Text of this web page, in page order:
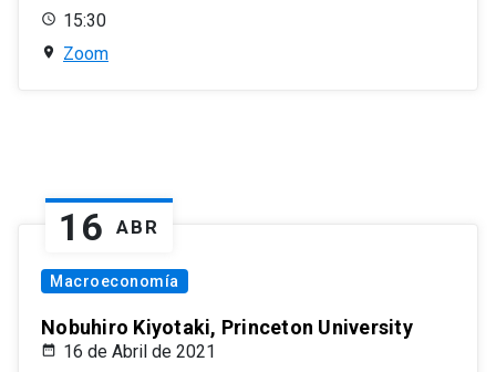
15:30
Zoom
16 ABR
Macroeconomía
Nobuhiro Kiyotaki, Princeton University
16 de Abril de 2021